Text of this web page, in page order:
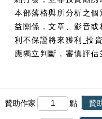
本部落格與所分析之
益關係，文章、影音或
利不保證將來獲利_投
應獨立判斷，審慎評
贊助作家 點 贊